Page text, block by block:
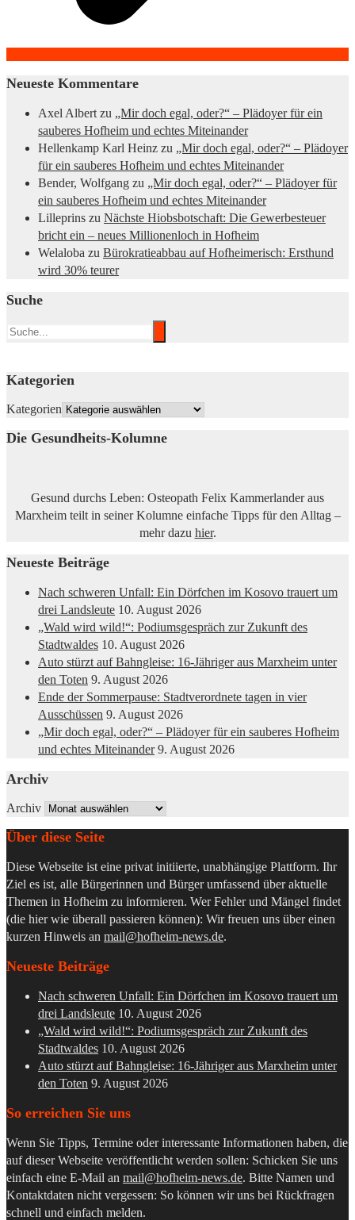
Neueste Kommentare
Axel Albert zu „Mir doch egal, oder?“ – Plädoyer für ein
sauberes Hofheim und echtes Miteinander
Hellenkamp Karl Heinz zu „Mir doch egal, oder?“ – Plädoyer
für ein sauberes Hofheim und echtes Miteinander
Bender, Wolfgang zu „Mir doch egal, oder?“ – Plädoyer für
ein sauberes Hofheim und echtes Miteinander
Lilleprins zu Nächste Hiobsbotschaft: Die Gewerbesteuer
bricht ein – neues Millionenloch in Hofheim
Welaloba zu Bürokratieabbau auf Hofheimerisch: Ersthund
wird 30% teurer
Suche
Kategorien
Kategorien
Die Gesundheits-Kolumne
Gesund durchs Leben: Osteopath Felix Kammerlander aus
Marxheim teilt in seiner Kolumne einfache Tipps für den Alltag –
mehr dazu hier.
Neueste Beiträge
Nach schweren Unfall: Ein Dörfchen im Kosovo trauert um
drei Landsleute 10. August 2026
„Wald wird wild!“: Podiumsgespräch zur Zukunft des
Stadtwaldes 10. August 2026
Auto stürzt auf Bahngleise: 16-Jähriger aus Marxheim unter
den Toten 9. August 2026
Ende der Sommerpause: Stadtverordnete tagen in vier
Ausschüssen 9. August 2026
„Mir doch egal, oder?“ – Plädoyer für ein sauberes Hofheim
und echtes Miteinander 9. August 2026
Archiv
Archiv
Über diese Seite
Diese Webseite ist eine privat initiierte, unabhängige Plattform. Ihr
Ziel es ist, alle Bürgerinnen und Bürger umfassend über aktuelle
Themen in Hofheim zu informieren. Wer Fehler und Mängel findet
(die hier wie überall passieren können): Wir freuen uns über einen
kurzen Hinweis an mail@hofheim-news.de.
Neueste Beiträge
Nach schweren Unfall: Ein Dörfchen im Kosovo trauert um
drei Landsleute 10. August 2026
„Wald wird wild!“: Podiumsgespräch zur Zukunft des
Stadtwaldes 10. August 2026
Auto stürzt auf Bahngleise: 16-Jähriger aus Marxheim unter
den Toten 9. August 2026
So erreichen Sie uns
Wenn Sie Tipps, Termine oder interessante Informationen haben, die
auf dieser Webseite veröffentlicht werden sollen: Schicken Sie uns
einfach eine E-Mail an mail@hofheim-news.de. Bitte Namen und
Kontaktdaten nicht vergessen: So können wir uns bei Rückfragen
schnell und einfach melden.